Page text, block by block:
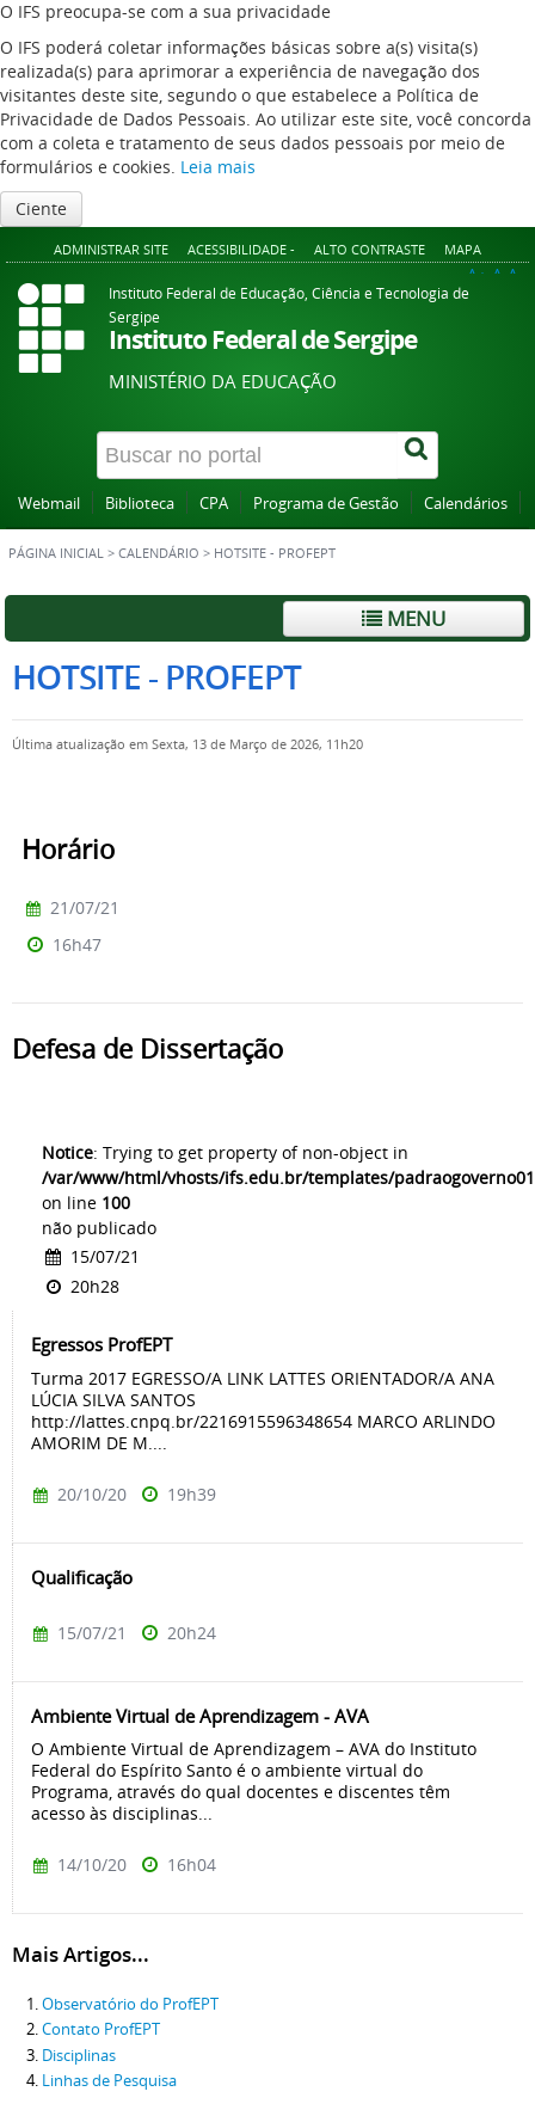
O IFS preocupa-se com a sua privacidade
O IFS poderá coletar informações básicas sobre a(s) visita(s)
realizada(s) para aprimorar a experiência de navegação dos
visitantes deste site, segundo o que estabelece a Política de
Privacidade de Dados Pessoais. Ao utilizar este site, você concorda
com a coleta e tratamento de seus dados pessoais por meio de
formulários e cookies. Leia mais
Ciente
ADMINISTRAR SITE ACESSIBILIDADE - ALTO CONTRASTE MAPA
A+ A A-
Instituto Federal de Educação, Ciência e Tecnologia de
Sergipe
Instituto Federal de Sergipe
MINISTÉRIO DA EDUCAÇÃO
Webmail Biblioteca CPA Programa de Gestão Calendários
PÁGINA INICIAL > CALENDÁRIO > HOTSITE - PROFEPT
MENU
HOTSITE - PROFEPT
Última atualização em Sexta, 13 de Março de 2026, 11h20
Horário
21/07/21
16h47
Defesa de Dissertação
Notice: Trying to get property of non-object in
/var/www/html/vhosts/ifs.edu.br/templates/
on line 100
não publicado
15/07/21
20h28
Egressos ProfEPT
Turma 2017 EGRESSO/A LINK LATTES ORIENTADOR/A ANA
LÚCIA SILVA SANTOS
http://lattes.cnpq.br/2216915596348654 MARCO ARLINDO
AMORIM DE M....
20/10/20 19h39
Qualificação
15/07/21 20h24
Ambiente Virtual de Aprendizagem - AVA
O Ambiente Virtual de Aprendizagem – AVA do Instituto
Federal do Espírito Santo é o ambiente virtual do
Programa, através do qual docentes e discentes têm
acesso às disciplinas...
14/10/20 16h04
Mais Artigos...
Observatório do ProfEPT
Contato ProfEPT
Disciplinas
Linhas de Pesquisa